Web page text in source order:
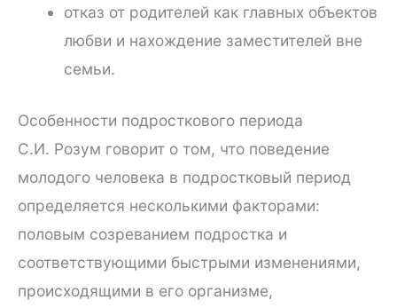
отказ от родителей как главных объектов
любви и нахождение заместителей вне
семьи.
Особенности подросткового периода
С.И. Розум говорит о том, что поведение
молодого человека в подростковый период
определяется несколькими факторами:
половым созреванием подростка и
соответствующими быстрыми изменениями,
происходящими в его организме,